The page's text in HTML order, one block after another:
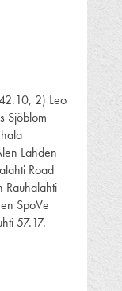
2) Leo
Sjöblom
Lahden
Road
Rauhalahti
SpoVe
57.17.